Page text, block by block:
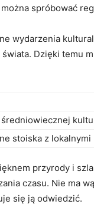
spróbować
wydarzenia
Dzięki temu
stoiska z‍
przyrody‍ i
czasu. Nie ma
się ją odwiedzić.